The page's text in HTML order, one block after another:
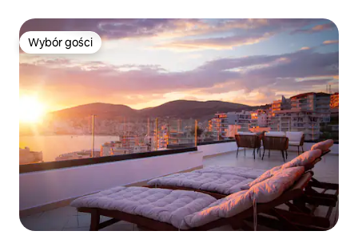
Wybór gości
Wybór gości